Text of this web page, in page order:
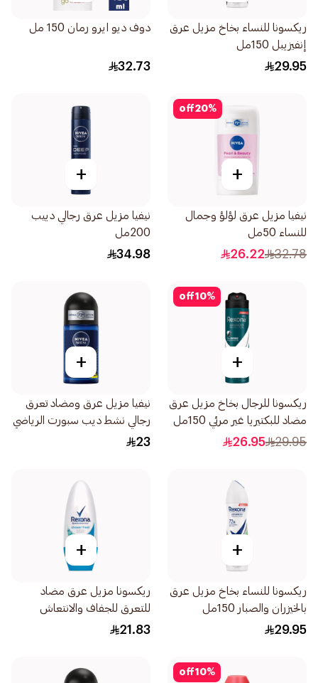
ريكسونا للنساء بخاخ مزيل عرق
إنفيزيبل 150مل
29.95
دوف ديو ايرو رمان 150 مل
32.73
20%
off
+
نيفيا مزيل عرق لؤلؤ وجمال
للنساء 50مل
32.78
26.22
+
نيفيا مزيل عرق رجالي دييب
200مل
34.98
10%
off
+
ريكسونا للرجال بخاخ مزيل عرق
مضاد للبكتيريا غير مرئي 150مل
29.95
26.95
+
نيفيا مزيل عرق ومضاد تعرق
رجالي نشط ديب سبورت الرياضي
50مل
23
+
ريكسونا للنساء بخاخ مزيل عرق
بالخيزران والصبار 150مل
29.95
+
ريكسونا مزيل عرق مضاد
للتعرق للجفاف والانتعاش
50مل
21.83
10%
off